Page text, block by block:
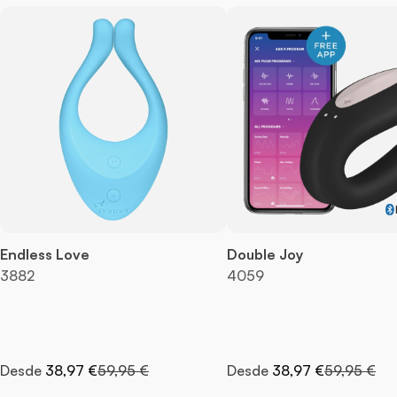
Endless Love
3882
Desde 38,97 €Precio normal
59,95 €
Double Joy
4059
Desde 38,97 €Precio
59,95 €